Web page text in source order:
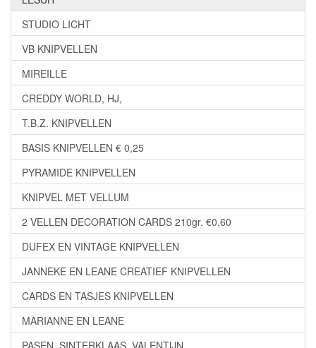
STUDIO LICHT
VB KNIPVELLEN
MIREILLE
CREDDY WORLD, HJ,
T.B.Z. KNIPVELLEN
BASIS KNIPVELLEN € 0,25
PYRAMIDE KNIPVELLEN
KNIPVEL MET VELLUM
2 VELLEN DECORATION CARDS 210gr. €0,60
DUFEX EN VINTAGE KNIPVELLEN
JANNEKE EN LEANE CREATIEF KNIPVELLEN
CARDS EN TASJES KNIPVELLEN
MARIANNE EN LEANE
PASEN, SINTERKLAAS, VALENTIJN